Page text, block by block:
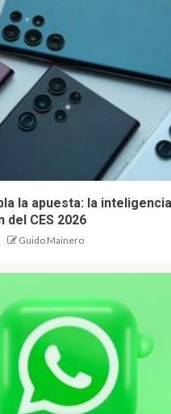
la apuesta: la
CES 2026
Guido Mainero